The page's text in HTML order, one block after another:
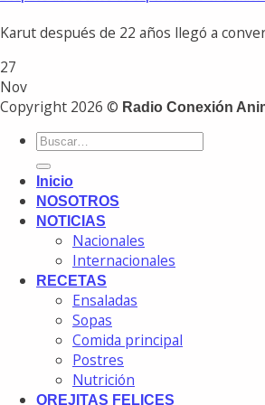
Karut después de 22 años llegó a
27
Nov
Copyright 2026 © Radio Conexión
Inicio
NOSOTROS
NOTICIAS
Nacionales
Internacionales
RECETAS
Ensaladas
Sopas
Comida principal
Postres
Nutrición
OREJITAS FELICES